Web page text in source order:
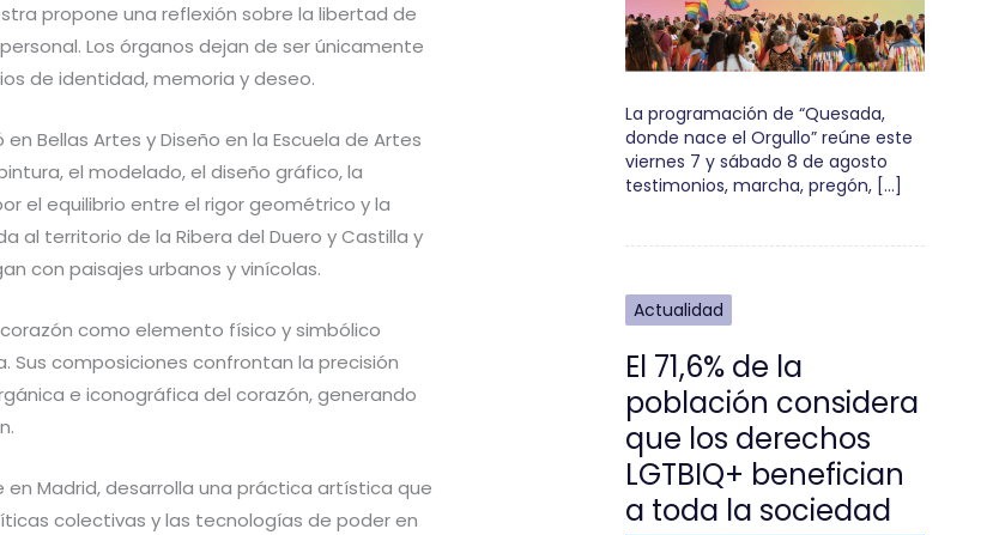
propone una reflexión sobre la libertad de
Los órganos dejan de ser únicamente
de identidad, memoria y deseo.
Bellas Artes y Diseño en la Escuela de Artes
el modelado, el diseño gráfico, la
el equilibrio entre el rigor geométrico y la
al territorio de la Ribera del Duero y Castilla y
con paisajes urbanos y vinícolas.
como elemento físico y simbólico
composiciones confrontan la precisión
e iconográfica del corazón, generando
en Madrid, desarrolla una práctica artística que
colectivas y las tecnologías de poder en
La programación de “Quesada,
donde nace el Orgullo” reúne este
viernes 7 y sábado 8 de agosto
testimonios, marcha, pregón, […]
Actualidad
El 71,6% de la
población considera
que los derechos
LGTBIQ+ benefician
a toda la sociedad